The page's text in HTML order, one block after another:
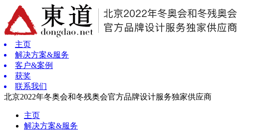
主页
解决方案&服务
客户&案例
获奖
联系我们
北京2022年冬奥会和冬残奥会官方品牌设计服务独家供应商
主页
解决方案&服务